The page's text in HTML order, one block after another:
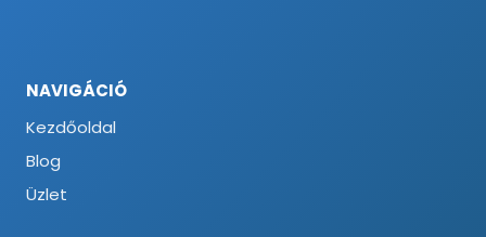
NAVIGÁCIÓ
Kezdőoldal
Blog
Üzlet